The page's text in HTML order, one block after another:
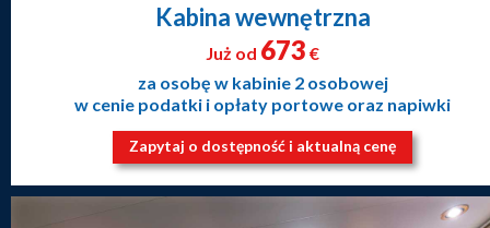
Kabina wewnętrzna
Już od 673 €
za osobę w kabinie 2 osobowej
w cenie podatki i opłaty portowe oraz napiwki
Zapytaj o dostępność i aktualną cenę